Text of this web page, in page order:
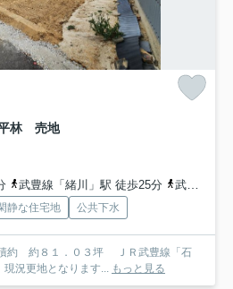
平林 売地
武豊線「緒川」駅 徒歩25分 武豊線「東浦」駅 徒歩31分
静な住宅地 公共下水
約 約８１．０３坪 ＪＲ武豊線「石
更地となります...
もっと見る